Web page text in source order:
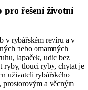
pro řešení životní
v rybářském revíru a v
nebo omamných
lapaček, udic bez
ryby, tlouci ryby, chytat je
uživateli rybářského
prostorovým a věcným